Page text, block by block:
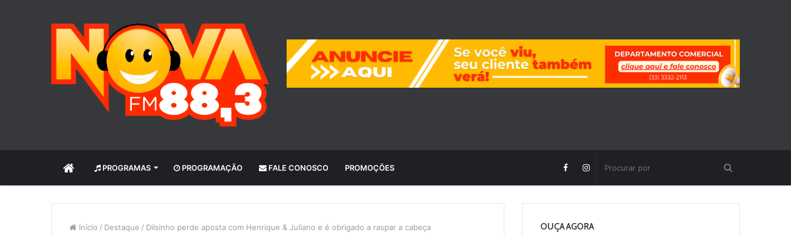
INÍCIO PROGRAMAS PROGRAMAÇÃO FALE CONOSCO PROMOÇÕES
Início / Destaque / Dilsinho perde aposta com Henrique & Juliano e é obrigado a raspar a cabeça OUÇA AGORA